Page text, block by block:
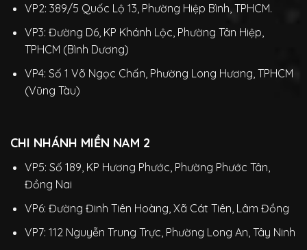
VP2: 389/5 Quốc Lộ 13, Phường Hiệp Bình, TPHCM.
VP3: Đường D6, KP Khánh Lộc, Phường Tân Hiệp,
TPHCM (Bình Dương)
VP4: Số 1 Võ Ngọc Chấn, Phường Long Hương, TPHCM
(Vũng Tàu)
CHI NHÁNH MIỀN NAM 2
VP5: Số 189, KP Hương Phước, Phường Phước Tân,
Đồng Nai
VP6: Đường Đinh Tiên Hoàng, Xã Cát Tiên, Lâm Đồng
VP7: 112 Nguyễn Trung Trực, Phường Long An, Tây Ninh